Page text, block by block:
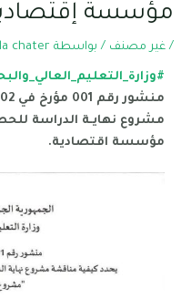
مؤسسة
/ غير مصنف / بواسطة chater
مشروع نهايـة الدراسة
مؤسسة اقتصادية.